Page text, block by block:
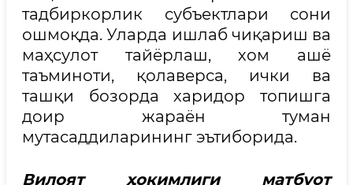
тадбиркорлик субъектлари сони
ошмоқда. Уларда ишлаб чиқариш ва
маҳсулот тайёрлаш, хом ашё
таъминоти, қолаверса, ички ва
ташқи бозорда харидор топишга
доир жараён туман
мутасаддиларининг эътиборида.
Вилоят ҳокимлиги матбуот